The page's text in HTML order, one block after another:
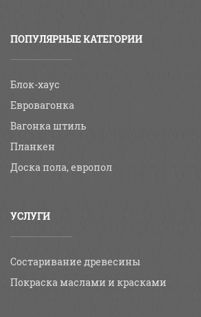
ПОПУЛЯРНЫЕ КАТЕГОРИИ
Блок-хаус
Евровагонка
Вагонка штиль
Планкен
Доска пола, европол
УСЛУГИ
Состаривание древесины
Покраска маслами и красками